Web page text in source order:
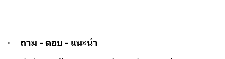
· ถาม - ตอบ - แนะนำ